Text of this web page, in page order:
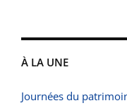
À LA UNE
Journées du